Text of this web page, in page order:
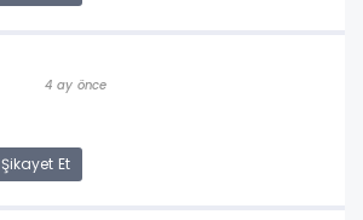
4 ay önce
Şikayet Et